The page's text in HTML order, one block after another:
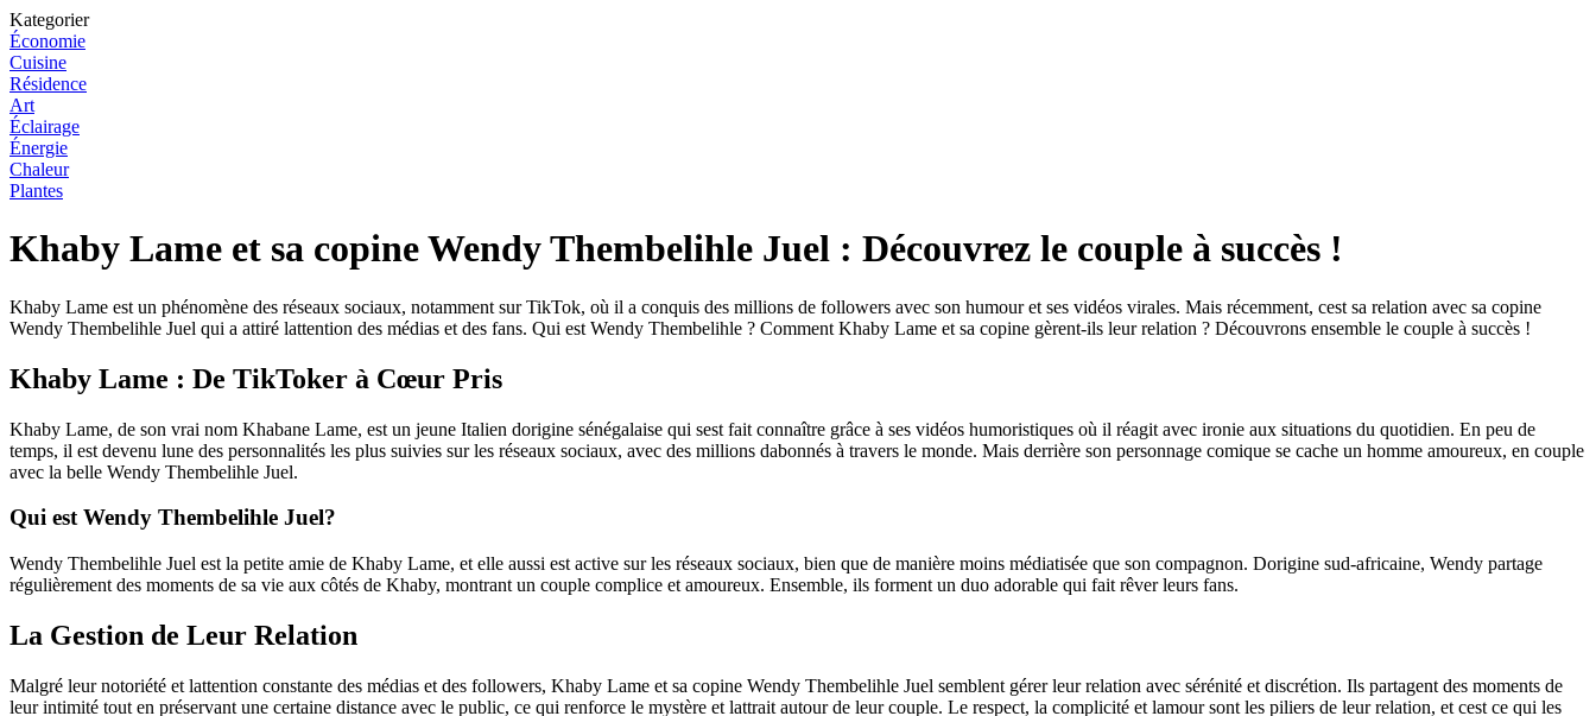
Kategorier
Économie
Cuisine
Résidence
Art
Éclairage
Énergie
Chaleur
Plantes
Khaby Lame et sa copine Wendy Thembelihle Juel : Découvrez le couple à succès !
Khaby Lame est un phénomène des réseaux sociaux, notamment sur TikTok, où il a conquis des millions de followers avec son humour et ses vidéos virales. Mais récemment, cest sa relation avec sa copine
Wendy Thembelihle Juel qui a attiré lattention des médias et des fans. Qui est Wendy Thembelihle ? Comment Khaby Lame et sa copine gèrent-ils leur relation ? Découvrons ensemble le couple à succès !
Khaby Lame : De TikToker à Cœur Pris
Khaby Lame, de son vrai nom Khabane Lame, est un jeune Italien dorigine sénégalaise qui sest fait connaître grâce à ses vidéos humoristiques où il réagit avec ironie aux situations du quotidien. En peu de
temps, il est devenu lune des personnalités les plus suivies sur les réseaux sociaux, avec des millions dabonnés à travers le monde. Mais derrière son personnage comique se cache un homme amoureux, en couple
avec la belle Wendy Thembelihle Juel.
Qui est Wendy Thembelihle Juel?
Wendy Thembelihle Juel est la petite amie de Khaby Lame, et elle aussi est active sur les réseaux sociaux, bien que de manière moins médiatisée que son compagnon. Dorigine sud-africaine, Wendy partage
régulièrement des moments de sa vie aux côtés de Khaby, montrant un couple complice et amoureux. Ensemble, ils forment un duo adorable qui fait rêver leurs fans.
La Gestion de Leur Relation
Malgré leur notoriété et lattention constante des médias et des followers, Khaby Lame et sa copine Wendy Thembelihle Juel semblent gérer leur relation avec sérénité et discrétion. Ils partagent des moments de
leur intimité tout en préservant une certaine distance avec le public, ce qui renforce le mystère et lattrait autour de leur couple. Le respect, la complicité et lamour sont les piliers de leur relation, et cest ce qui les